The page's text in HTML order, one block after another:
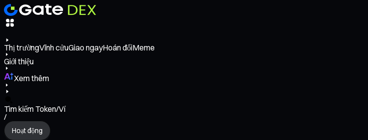
Thị trườngVĩnh cửuGiao ngayHoán đổiMeme
Giới thiệu
Xem thêm
Tìm kiếm Token/Ví
/
Hoạt động